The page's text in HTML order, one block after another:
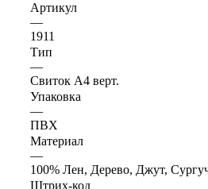
Артикул
—
1911
Тип
—
Свиток А4 верт.
Упаковка
—
ПВХ
Материал
—
100% Лен, Дерево, Джут,
Штрих-код